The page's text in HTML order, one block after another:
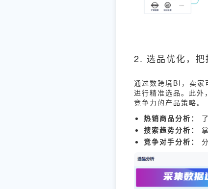
2. 选品优化，把
通过数跨境BI，卖家
进行精准选品。此外
竞争力的产品策略。
热销商品分析：
搜索趋势分析：
竞争对手分析：